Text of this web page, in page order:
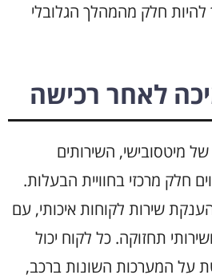
להיות חלק מהמהלך הגלובלי
לאחר רכישה
מיטסובישי, השירותים
חלק מרכזי בחוויית הבעלות.
שירות לקוחות איכותי, עם
תחזוקה. כל לקוח יכול
על המערכות השונות ברכב,